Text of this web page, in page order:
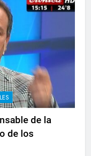
de la
de los